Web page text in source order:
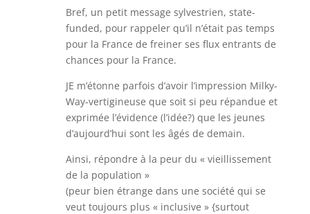
Bref, un petit message sylvestrien, state-
funded, pour rappeler qu’il n’était pas temps
pour la France de freiner ses flux entrants de
chances pour la France.
JE m’étonne parfois d’avoir l’impression Milky-
Way-vertigineuse que soit si peu répandue et
exprimée l’évidence (l’idée?) que les jeunes
d’aujourd’hui sont les âgés de demain.
Ainsi, répondre à la peur du « vieillissement
de la population »
(peur bien étrange dans une société qui se
veut toujours plus « inclusive » {surtout